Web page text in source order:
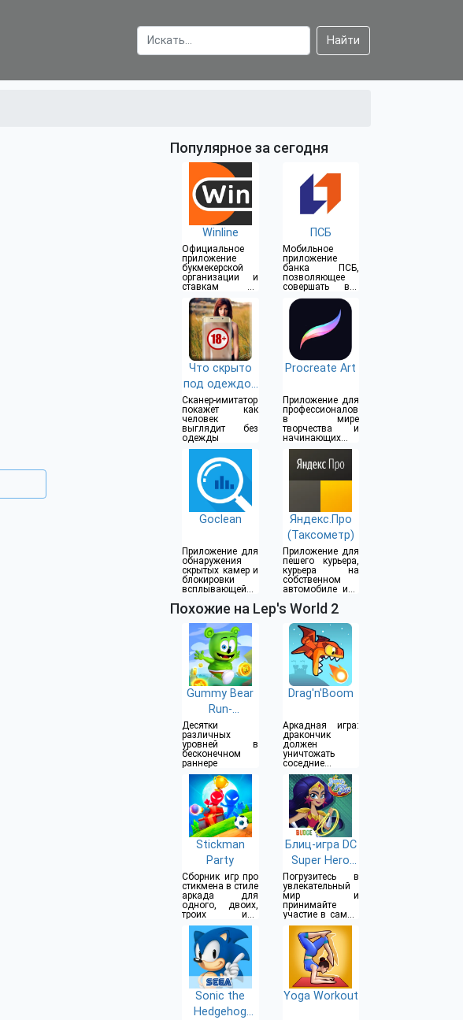
Найти
Популярное за сегодня
Winline
Официальное
приложение
букмекерской
организации и
ставкам на
спорт
ПСБ
Мобильное
приложение
банка ПСБ,
позволяющее
совершать все
операции прямо
из дома
Что скрыто
под одеждой
(18+)
Сканер-имитатор
покажет как
человек
выглядит без
одежды
Procreate Art
Приложение для
профессионалов
в мире
творчества и
начинающих
художников
Goclean
Приложение для
обнаружения
скрытых камер и
блокировки
всплывающей
Яндекс.Про
(Таксометр)
Приложение для
пешего курьера,
курьера на
собственном
автомобиле или
Похожие на Lep's World 2
Gummy Bear
Run-
бесконечный
бег
Десятки
различных
уровней в
бесконечном
раннере
Drag'n'Boom
Аркадная игра:
дракончик
должен
уничтожать
соседние
владения
Stickman
Party
Сборник игр про
стикмена в стиле
аркада для
одного, двоих,
троих или
четверых
игроков
Блиц-игра DC
Super Hero
Girls
Погрузитесь в
увлекательный
мир и
принимайте
участие в самых
разных мини-
играх
Sonic the
Hedgehog
Yoga Workout